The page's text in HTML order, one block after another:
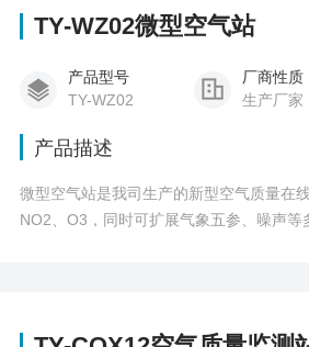
TY-WZ02微型空气站
产品型号
TY-WZ02
厂商性质
生产厂家
产品描述
微型空气站是我司生产的新型空气质量在
NO2、O3，同时可扩展气象五参、噪声等